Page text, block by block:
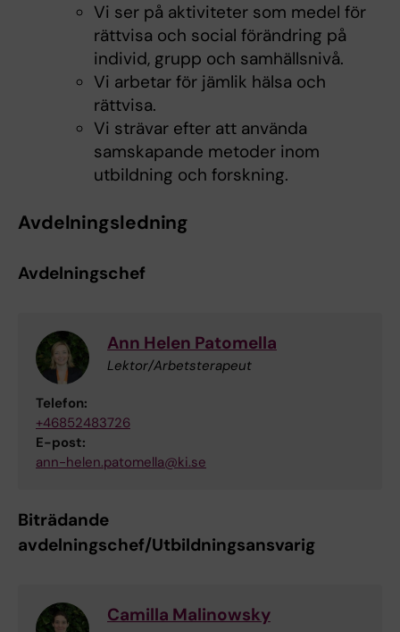
Vi ser på aktiviteter som medel för
rättvisa och social förändring på
individ, grupp och samhällsnivå.
Vi arbetar för jämlik hälsa och
rättvisa.
Vi strävar efter att använda
samskapande metoder inom
utbildning och forskning.
Avdelningsledning
Avdelningschef
Ann Helen Patomella
Lektor/Arbetsterapeut
Telefon:
+46852483726
E-post:
ann-helen.patomella@ki.se
Biträdande
avdelningschef/Utbildningsansvarig
Camilla Malinowsky